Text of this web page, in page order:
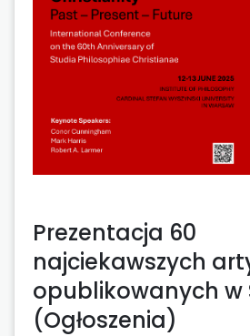
Prezentacja 60
najciekawszych
opublikowanych w
(Ogłoszenia)